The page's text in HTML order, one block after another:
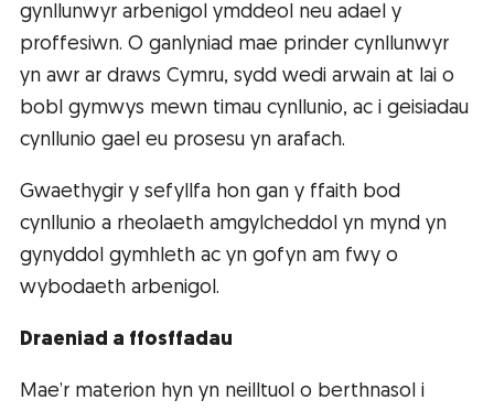
gynllunwyr arbenigol ymddeol neu adael y
proffesiwn. O ganlyniad mae prinder cynllunwyr
yn awr ar draws Cymru, sydd wedi arwain at lai o
bobl gymwys mewn timau cynllunio, ac i geisiadau
cynllunio gael eu prosesu yn arafach.
Gwaethygir y sefyllfa hon gan y ffaith bod
cynllunio a rheolaeth amgylcheddol yn mynd yn
gynyddol gymhleth ac yn gofyn am fwy o
wybodaeth arbenigol.
Draeniad a ffosffadau
Mae’r materion hyn yn neilltuol o berthnasol i